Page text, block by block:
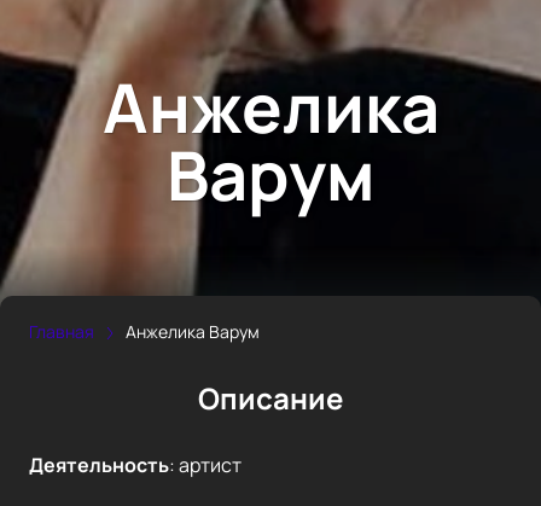
Анжелика
Варум
Главная Анжелика Варум
Описание
Деятельность:артист